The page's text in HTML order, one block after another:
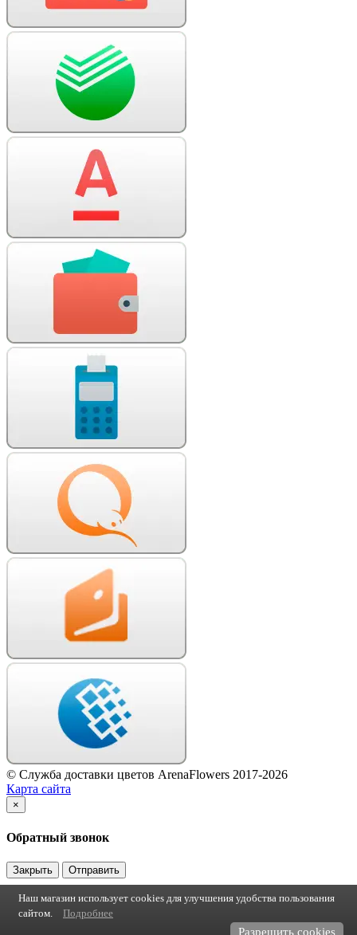
© Служба доставки цветов ArenaFlowers 2017-2026
Карта сайта
×
Обратный звонок
Закрыть Отправить
Наш магазин использует cookies для улучшения удобства пользования
сайтом.
Подробнее
Разрешить cookies